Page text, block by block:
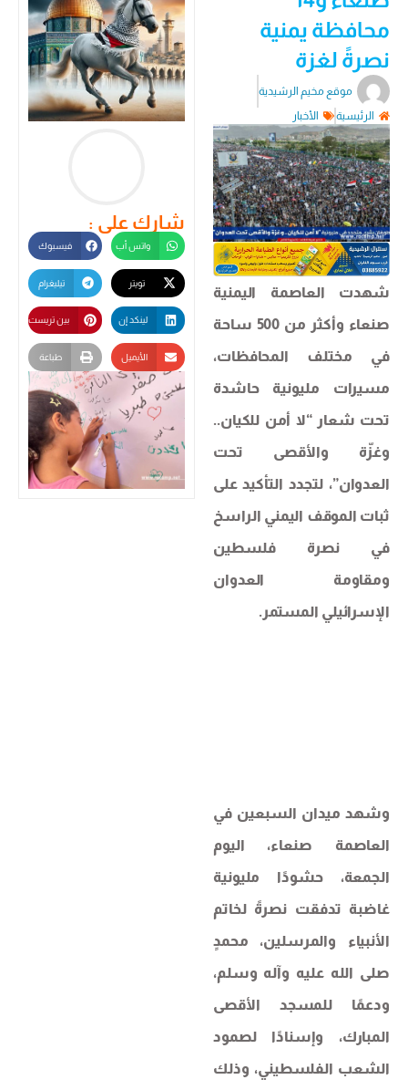
محافظة يمنية
نصرةً لغزة
موقع مخيم الرشيدية
الرئيسية
الأخبار
شهدت العاصمة اليمنية
صنعاء وأكثر من 500 ساحة
في مختلف المحافظات،
مسيرات مليونية حاشدة
تحت شعار “لا أمن للكيان..
وغزّة والأقصى تحت
العدوان”، لتجدد التأكيد على
ثبات الموقف اليمني الراسخ
في نصرة فلسطين
ومقاومة العدوان
الإسرائيلي المستمر.
وشهد ميدان السبعين في
العاصمة صنعاء، اليوم
الجمعة، حشودًا مليونية
غاضبة تدفقت نصرةً لخاتم
الأنبياء والمرسلين، محمدٍ
صلى الله عليه وآله وسلم،
ودعمًا للمسجد الأقصى
المبارك، وإسنادًا لصمود
الشعب الفلسطيني، وذلك
شارك على :
واتس أب فيسبوك
تيليغرام
لينكد إن بين تريست
الأيميل طباعة